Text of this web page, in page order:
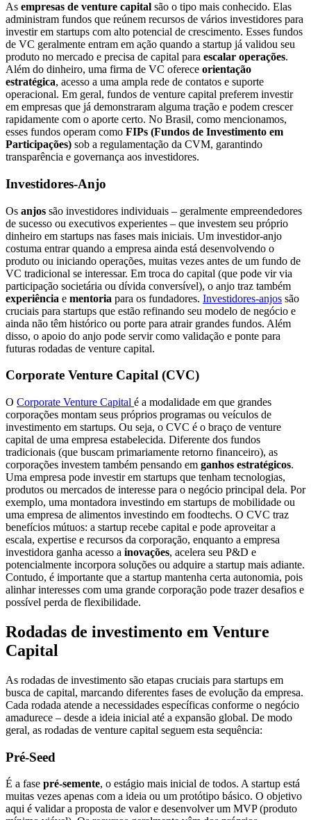
As empresas de venture capital são o tipo mais conhecido. Elas
administram fundos que reúnem recursos de vários investidores para
investir em startups com alto potencial de crescimento. Esses fundos
de VC geralmente entram em ação quando a startup já validou seu
produto no mercado e precisa de capital para escalar operações.
Além do dinheiro, uma firma de VC oferece orientação
estratégica, acesso a uma ampla rede de contatos e suporte
operacional. Em geral, fundos de venture capital preferem investir
em empresas que já demonstraram alguma tração e podem crescer
rapidamente com o aporte certo. No Brasil, como mencionamos,
esses fundos operam como FIPs (Fundos de Investimento em
Participações) sob a regulamentação da CVM, garantindo
transparência e governança aos investidores.
Investidores-Anjo
Os anjos são investidores individuais – geralmente empreendedores
de sucesso ou executivos experientes – que investem seu próprio
dinheiro em startups nas fases mais iniciais. Um investidor-anjo
costuma entrar quando a empresa ainda está desenvolvendo o
produto ou iniciando operações, muitas vezes antes de um fundo de
VC tradicional se interessar. Em troca do capital (que pode vir via
participação societária ou dívida conversível), o anjo traz também
experiência e mentoria para os fundadores. Investidores-anjos são
cruciais para startups que estão refinando seu modelo de negócio e
ainda não têm histórico ou porte para atrair grandes fundos. Além
disso, o apoio do anjo pode servir como validação e ponte para
futuras rodadas de venture capital.
Corporate Venture Capital (CVC)
O Corporate Venture Capital é a modalidade em que grandes
corporações montam seus próprios programas ou veículos de
investimento em startups. Ou seja, o CVC é o braço de venture
capital de uma empresa estabelecida. Diferente dos fundos
tradicionais (que buscam primariamente retorno financeiro), as
corporações investem também pensando em ganhos estratégicos.
Uma empresa pode investir em startups que tenham tecnologias,
produtos ou mercados de interesse para o negócio principal dela. Por
exemplo, uma montadora investindo em startups de mobilidade ou
uma empresa de alimentos investindo em foodtechs. O CVC traz
benefícios mútuos: a startup recebe capital e pode aproveitar a
escala, expertise e recursos da corporação, enquanto a empresa
investidora ganha acesso a inovações, acelera seu P&D e
potencialmente incorpora soluções ou adquire a startup mais adiante.
Contudo, é importante que a startup mantenha certa autonomia, pois
alinhar interesses com uma grande corporação pode trazer desafios e
possível perda de flexibilidade.
Rodadas de investimento em Venture
Capital
As rodadas de investimento são etapas cruciais para startups em
busca de capital, marcando diferentes fases de evolução da empresa.
Cada rodada atende a necessidades específicas conforme o negócio
amadurece – desde a ideia inicial até a expansão global. De modo
geral, as rodadas de venture capital seguem esta sequência:
Pré-Seed
É a fase pré-semente, o estágio mais inicial de todos. A startup está
muitas vezes apenas com a ideia ou um protótipo básico. O objetivo
aqui é validar a proposta de valor e desenvolver um MVP (produto